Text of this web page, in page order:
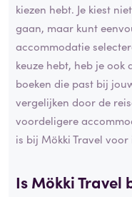
kiezen hebt. Je kiest
gaan, maar kunt
accommodatie
keuze hebt, heb je ook
boeken die past bij
vergelijken door de
voordeligere
is bij Mökki Travel
Is Mökki Travel